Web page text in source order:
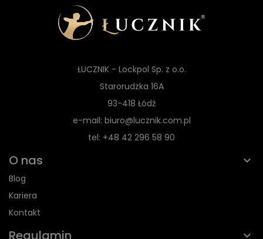
ŁUCZNIK - Lockpol Sp. z o.o.
Starorudzka 16A
93-418 Łódź
e-mail: biuro@lucznik.com.pl
tel: +48 42 296 58 90
O nas
Blog
Kariera
Kontakt
Regulamin